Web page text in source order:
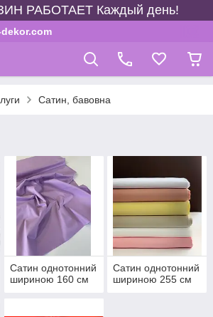
РАБОТАЕТ Каждый день!
Сатин, бавовна
Сатин однотонний
шириною 160 см
Сатин однотонний
шириною 255 см